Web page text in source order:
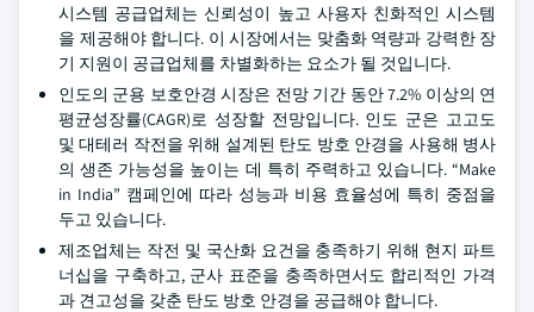
시스템 공급업체는 신뢰성이 높고 사용자 친화적인 시스템
을 제공해야 합니다. 이 시장에서는 맞춤화 역량과 강력한 장
기 지원이 공급업체를 차별화하는 요소가 될 것입니다.
인도의 군용 보호안경 시장은 전망 기간 동안 7.2% 이상의 연
평균성장률(CAGR)로 성장할 전망입니다. 인도 군은 고고도
및 대테러 작전을 위해 설계된 탄도 방호 안경을 사용해 병사
의 생존 가능성을 높이는 데 특히 주력하고 있습니다. “Make
in India” 캠페인에 따라 성능과 비용 효율성에 특히 중점을
두고 있습니다.
제조업체는 작전 및 국산화 요건을 충족하기 위해 현지 파트
너십을 구축하고, 군사 표준을 충족하면서도 합리적인 가격
과 견고성을 갖춘 탄도 방호 안경을 공급해야 합니다.